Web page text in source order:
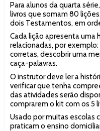
Para alunos da quarta
livros que somam 80
dois Testamentos, em
Cada lição apresenta uma
relacionadas, por
corretas, descobrir uma
caça-palavras.
O instrutor deve ler a
verificar que tenha
das atividades serão
comprarem o kit com os 5
Usado por muitas escolas
praticam o ensino